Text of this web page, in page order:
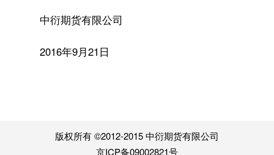
中衍期货有限公司
2016年9月21日
版权所有 ©2012-2015 中衍期货有限公司
京ICP备09002821号